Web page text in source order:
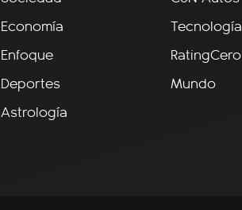
Economía
Enfoque
Deportes
Astrología
Tecnología
RatingCero
Mundo